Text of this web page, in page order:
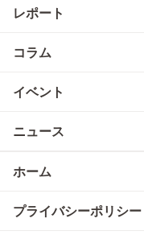
レポート
コラム
イベント
ニュース
ホーム
プライバシーポリシー